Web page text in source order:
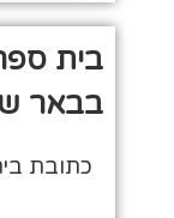
בית
בבאר
כתובת